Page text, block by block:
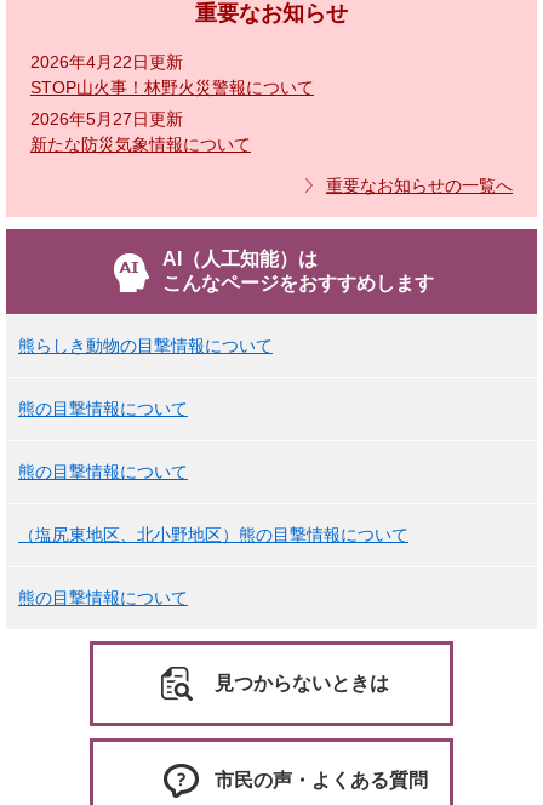
重要なお知らせ
2026年4月22日更新
STOP山火事！林野火災警報について
2026年5月27日更新
新たな防災気象情報について
重要なお知らせの一覧へ
AI（人工知能）は
こんなページをおすすめします
熊らしき動物の目撃情報について
熊の目撃情報について
熊の目撃情報について
（塩尻東地区、北小野地区）熊の目撃情報について
熊の目撃情報について
見つからないときは
市民の声・よくある質問